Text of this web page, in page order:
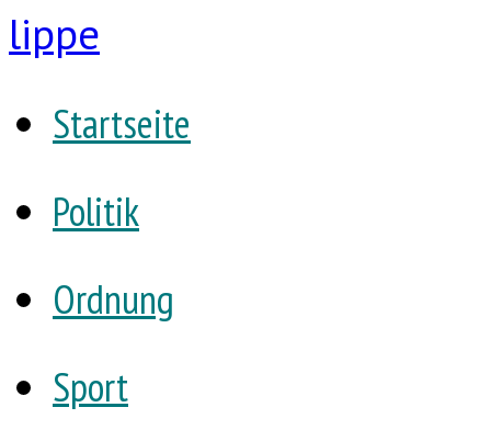
Startseite
Politik
Ordnung
Sport